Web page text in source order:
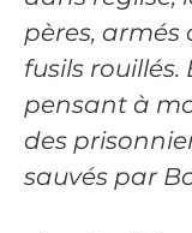
pères, armés
fusils rouillés.
pensant à
des
sauvés par